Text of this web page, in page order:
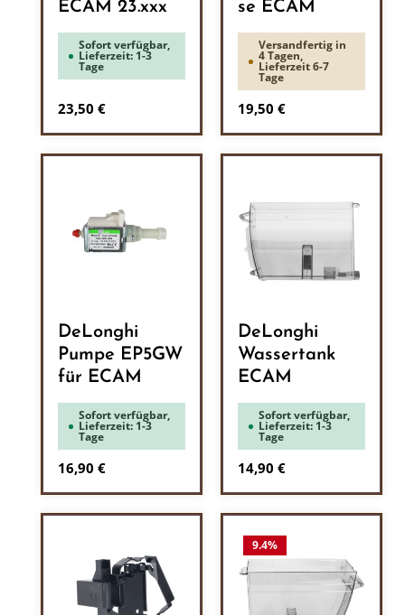
ECAM 23.xxx
Sofort verfügbar,
Lieferzeit: 1-3
Tage
Regulärer Preis:
23,50 €
se ECAM
Versandfertig in
4 Tagen,
Lieferzeit 6-7
Tage
Regulärer Preis:
19,50 €
DeLonghi
Pumpe EP5GW
für ECAM
Sofort verfügbar,
Lieferzeit: 1-3
Tage
Regulärer Preis:
16,90 €
DeLonghi
Wassertank
ECAM
Sofort verfügbar,
Lieferzeit: 1-3
Tage
Regulärer Preis:
14,90 €
9.4%